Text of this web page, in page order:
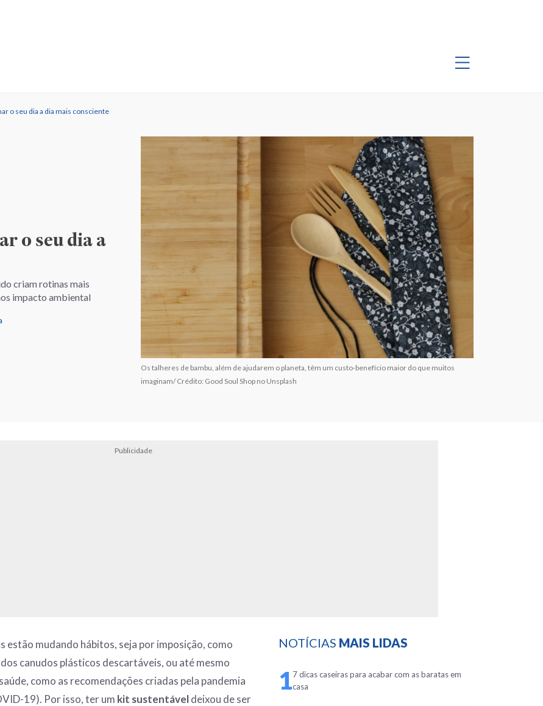
o seu dia a dia mais consciente
o seu dia a
criam rotinas mais
impacto ambiental
Os talheres de bambu, além de ajudarem o planeta, têm um custo-benefício maior do que muitos
imaginam/ Crédito: Good Soul Shop no Unsplash
Publicidade
estão mudando hábitos, seja por imposição, como
canudos plásticos descartáveis, ou até mesmo
como as recomendações criadas pela pandemia
19). Por isso, ter um kit sustentáveldeixou de ser
NOTÍCIAS MAIS LIDAS
17 dicas caseiras para acabar com as baratas em
casa